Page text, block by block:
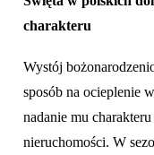
charakteru
Wystój
sposób na ocieplenie
nadanie mu
nieruchomości. W